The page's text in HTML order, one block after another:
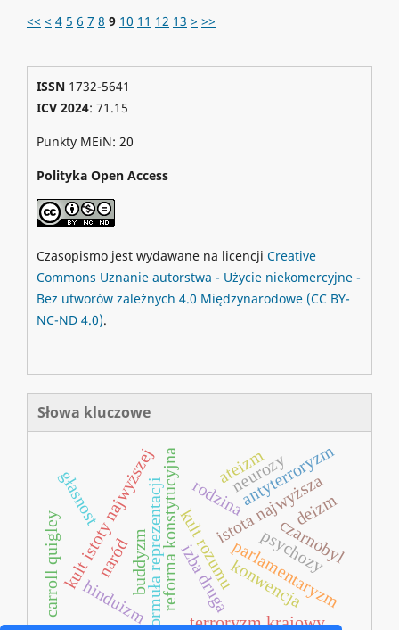
<< < 4 5 6 7 8 9 10 11 12 13 > >>
ISSN1732-5641
ICV 2024: 71.15
Punkty MEiN: 20
Polityka Open Access
Czasopismo jest wydawane na licencji Creative
Commons Uznanie autorstwa - Użycie niekomercyjne -
Bez utworów zależnych 4.0 Międzynarodowe (CC BY-
NC-ND 4.0).
Słowa kluczowe
rodzina
reforma konstytucyjna istota najwyższa
kult istoty najwyższej kult rozumu
formuła reprezentacji izba drugaparlamentaryzm
hinduizm
buddyzm
terroryzm krajowy
antyterroryzm
czarnobyl
konwencja
deizm
głasnost neurozy
psychozy
carroll quigley
ateizm
naród